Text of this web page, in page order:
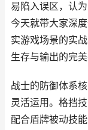
易陷入误区，认
今天就带大家深
实游戏场景的实
生存与输出的完美
战士的防御体系
灵活运用。格挡
配合盾牌被动技